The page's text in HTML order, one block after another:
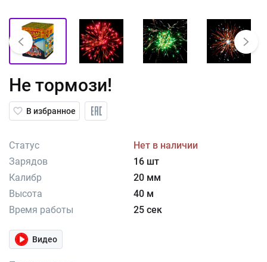
Не тормози!
В избранное
Статус
Нет в наличии
Зарядов
16 шт
Калибр
20 мм
Высота
40 м
Время работы
25 сек
Видео